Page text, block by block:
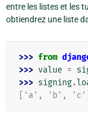
entre les listes et les
obtiendrez une liste
>>> from
>>> value =
>>> signing.
['a', 'b', 'c']